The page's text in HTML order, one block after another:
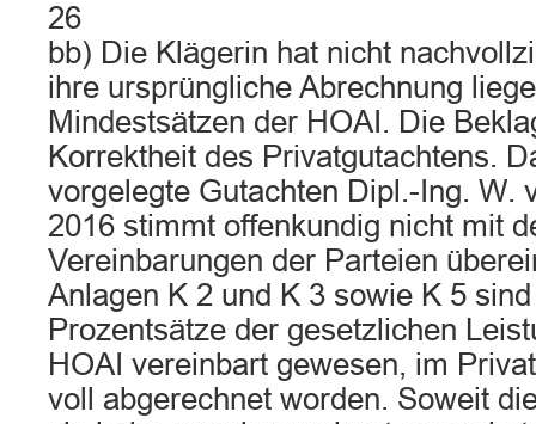
26
bb) Die Klägerin hat nicht
ihre ursprüngliche Abrechnung
Mindestsätzen der HOAI. Die
Korrektheit des Privatgutachtens.
vorgelegte Gutachten Dipl.-Ing. W.
2016 stimmt offenkundig nicht mit
Vereinbarungen der Parteien
Anlagen K 2 und K 3 sowie K 5
Prozentsätze der gesetzlichen
HOAI vereinbart gewesen, im
voll abgerechnet worden. Soweit